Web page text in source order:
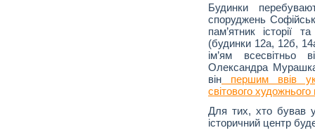
Будинки
споруджень
пам’ятник історії
(будинки 12а, 12б,
ім’ям всесвітньо
Олександра
він першим ввів
світового
Для тих, хто бував
історичний центр